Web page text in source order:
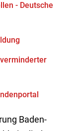
- Deutsche
Baden-